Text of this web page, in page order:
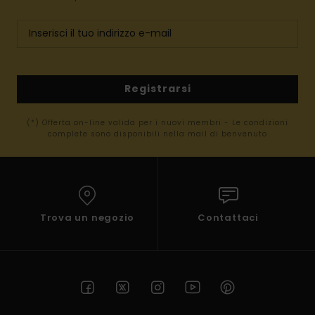
Registrarsi
(*) Offerta on-line valida per i nuovi membri - Le condizioni
complete sono disponibili nella mail di benvenuto
Trova un negozio Contattaci